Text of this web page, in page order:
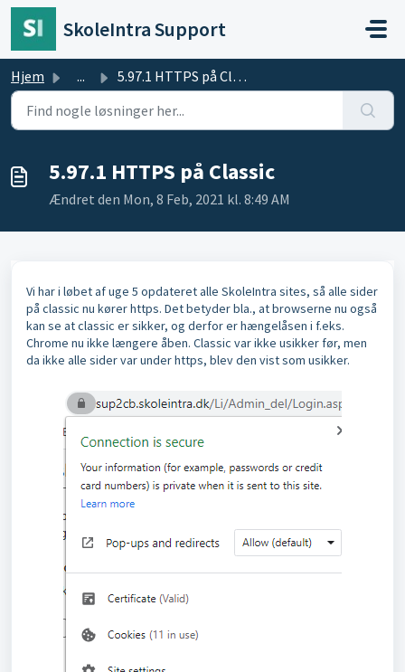
Gå til hovedindhold
SkoleIntra Support
Hjem ... 5.97.1 HTTPS på Classic
5.97.1 HTTPS på Classic
Ændret den Mon, 8 Feb, 2021 kl. 8:49 AM
Vi har i løbet af uge 5 opdateret alle SkoleIntra sites, så alle sider
på classic nu kører https. Det betyder bla., at browserne nu også
kan se at classic er sikker, og derfor er hængelåsen i f.eks.
Chrome nu ikke længere åben. Classic var ikke usikker før, men
da ikke alle sider var under https, blev den vist som usikker.